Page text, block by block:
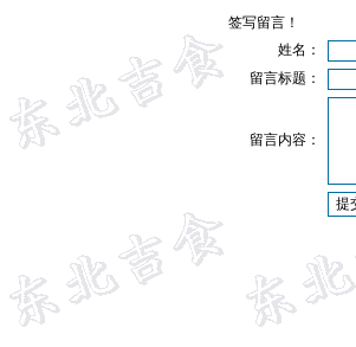
签写留言！
姓名：
留言标题：
留言内容：